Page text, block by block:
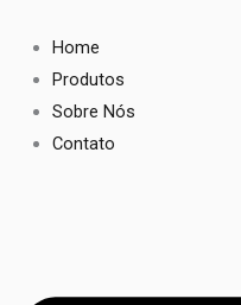
conteúdo
Home
Produtos
Sobre Nós
Contato